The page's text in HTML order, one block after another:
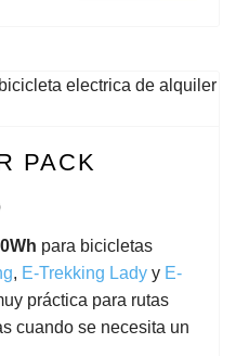
PACK
para bicicletas
, E-Trekking Lady y E-
práctica para rutas
cuando se necesita un